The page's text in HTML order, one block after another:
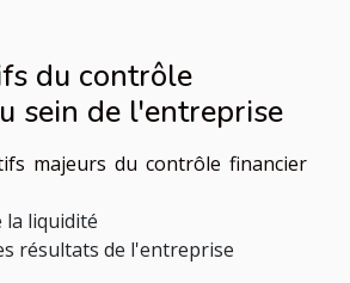
du contrôle
sein de l'entreprise
majeurs du contrôle financier
la liquidité
résultats de l'entreprise